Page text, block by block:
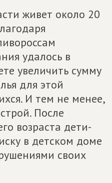
живет около 20
удалось в
увеличить сумму
для этой
И тем не менее,
После
возраста дети-
в детском доме
своих